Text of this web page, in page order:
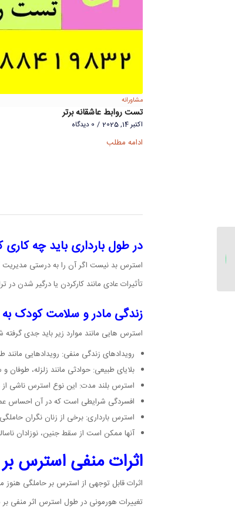
مشاورانه
تست روابط عاشقانه برتر
اکتبر 14, 2025 / 0 دیدگاه
ادامه مطلب
در طول بارداری باید چه
استرس بد نیست اگر آن را به درستی مدیریت
تأثیرات عادی مانند کارکردن یا درگیر شدن
زندگی مادر و سلامت کودک
استرس هایی مانند موارد زیر باید جدی گرفته
رویدادهای زندگی منفی: رویدادهایی
بلایای طبیعی: حوادثی مانند زلزله، طوفان
استرس بلند مدت: این نوع استرس ناشی از
افسردگی شرایطی است که در آن احساس
استرس بارداری: برخی از زنان نگران
آنها ممکن است از سقط جنین، نوزادان
اثرات منفی استرس
اثرات قابل توجهی از استرس بر حاملگی
تغییرات هورمونی در طول استرس اثر منفی
30 جمله طلایی که در
کند...